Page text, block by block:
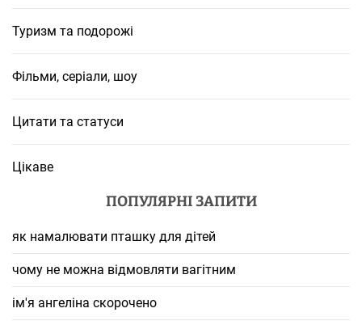
Туризм та подорожі
Фільми, серіали, шоу
Цитати та статуси
Цікаве
ПОПУЛЯРНІ ЗАПИТИ
як намалювати пташку для дітей
чому не можна відмовляти вагітним
ім'я ангеліна скорочено